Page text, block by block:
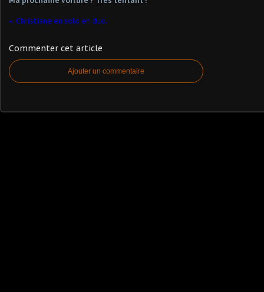
Christiane en solo en duo.
Commenter cet article
Ajouter un commentaire